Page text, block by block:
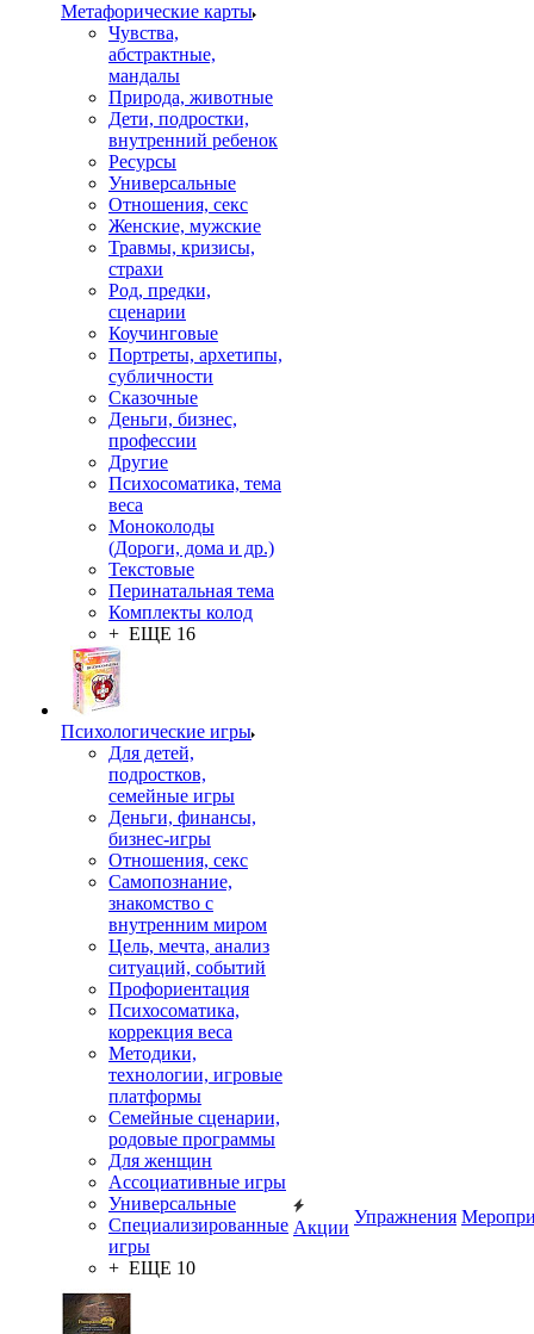
Mетафорические карты
Чувства,
абстрактные,
мандалы
Природа, животные
Дети, подростки,
внутренний ребенок
Ресурсы
Универсальные
Отношения, секс
Женские, мужские
Травмы, кризисы,
страхи
Род, предки,
сценарии
Коучинговые
Портреты, архетипы,
субличности
Сказочные
Деньги, бизнес,
профессии
Другие
Психосоматика, тема
веса
Моноколоды
(Дороги, дома и др.)
Текстовые
Перинатальная тема
Комплекты колод
+ ЕЩЕ 16
Психологические игры
Для детей,
подростков,
семейные игры
Деньги, финансы,
бизнес-игры
Отношения, секс
Самопознание,
знакомство с
внутренним миром
Цель, мечта, анализ
ситуаций, событий
Профориентация
Психосоматика,
коррекция веса
Методики,
технологии, игровые
платформы
Семейные сценарии,
родовые программы
Для женщин
Ассоциативные игры
Универсальные
Специализированные
игры
+ ЕЩЕ 10
Акции
Упражнения